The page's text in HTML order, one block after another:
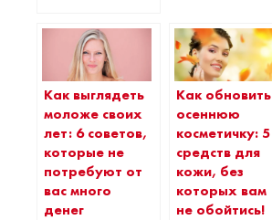
Как выглядеть
моложе своих
лет: 6 советов,
которые не
потребуют от
вас много
денег
Как обновить
осеннюю
косметичку: 5
средств для
кожи, без
которых вам
не обойтись!